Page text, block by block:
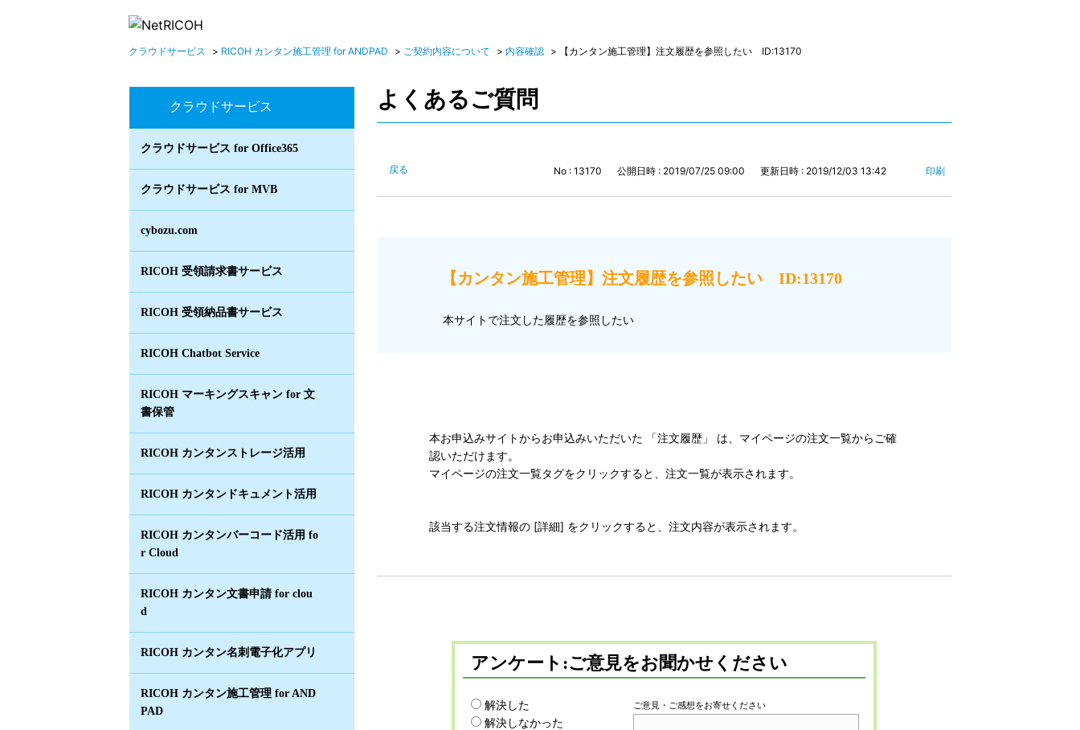
クラウドサービス > RICOH カンタン施工管理 for ANDPAD > ご契約内容について > 内容確認 > 【カンタン施工管理】注文履歴を参照したい ID:13170
クラウドサービス
クラウドサービス for Office365
クラウドサービス for MVB
cybozu.com
RICOH 受領請求書サービス
RICOH 受領納品書サービス
RICOH Chatbot Service
RICOH マーキングスキャン for 文
書保管
RICOH カンタンストレージ活用
RICOH カンタンドキュメント活用
RICOH カンタンバーコード活用 fo
r Cloud
RICOH カンタン文書申請 for clou
d
RICOH カンタン名刺電子化アプリ
RICOH カンタン施工管理 for AND
PAD
よくあるご質問
戻る No : 13170 公開日時 : 2019/07/25 09:00 更新日時 : 2019/12/03 13:42 印刷
【カンタン施工管理】注文履歴を参照したい ID:13170
本サイトで注文した履歴を参照したい
本お申込みサイトからお申込みいただいた 「注文履歴」 は、マイページの注文一覧からご確
認いただけます。
マイページの注文一覧タグをクリックすると、注文一覧が表示されます。
該当する注文情報の [詳細] をクリックすると、注文内容が表示されます。
アンケート:ご意見をお聞かせください
解決した
解決しなかった
ご意見・ご感想をお寄せください